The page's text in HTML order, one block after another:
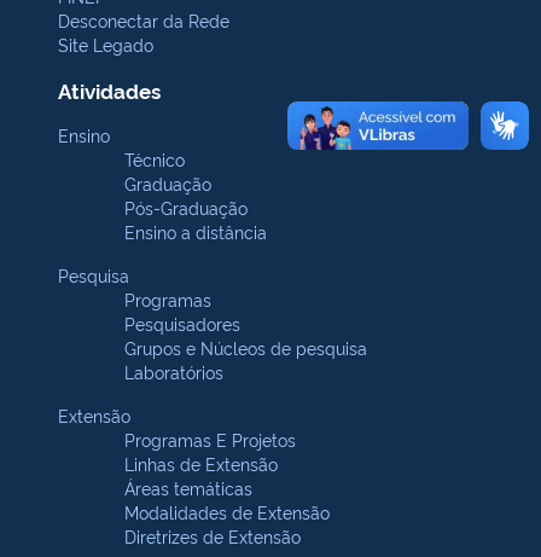
Desconectar da Rede
Site Legado
Atividades
Ensino
Técnico
Graduação
Pós-Graduação
Ensino a distância
Pesquisa
Programas
Pesquisadores
Grupos e Núcleos de pesquisa
Laboratórios
Extensão
Programas E Projetos
Linhas de Extensão
Áreas temáticas
Modalidades de Extensão
Diretrizes de Extensão